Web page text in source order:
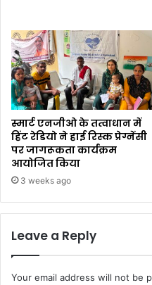
स्मार्ट एनजीओ के तत्वाधान में
हिंट रेडियो ने हाई रिस्क प्रेग्नेंसी
पर जागरूकता कार्यक्रम
आयोजित किया
3 weeks ago
Leave a Reply
Your email address will not be